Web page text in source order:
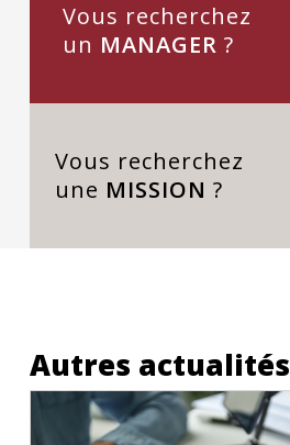
Vous recherchez
un MANAGER ?
Vous recherchez
une MISSION ?
Autres actualités